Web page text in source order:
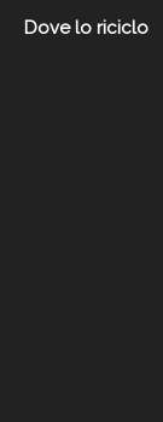
Dove lo riciclo